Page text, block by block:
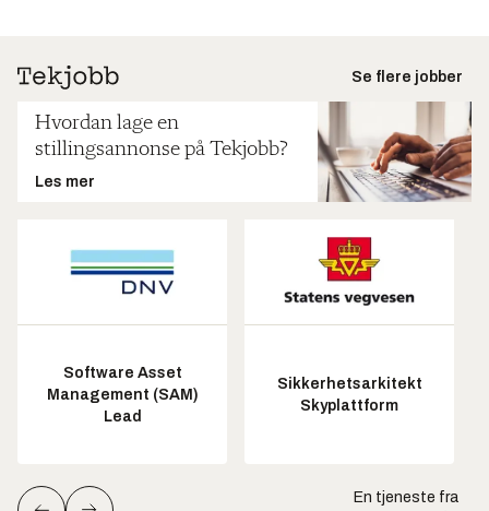
Se flere jobber
Hvordan lage en
stillingsannonse på Tekjobb?
Les mer
Software Asset
Management (SAM)
Lead
Sikkerhetsarkitekt
Skyplattform
En tjeneste fra